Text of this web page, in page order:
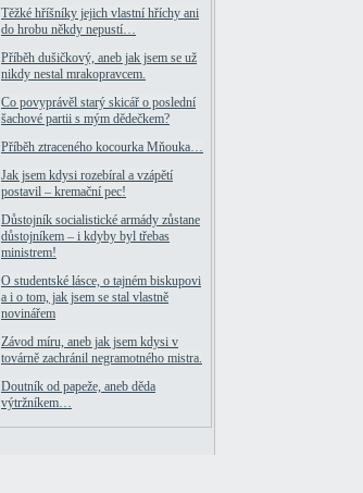
Těžké hříšníky jejich vlastní hříchy ani
do hrobu někdy nepustí…
Příběh dušičkový, aneb jak jsem se už
nikdy nestal mrakopravcem.
Co povyprávěl starý skicář o poslední
šachové partii s mým dědečkem?
Příběh ztraceného kocourka Mňouka…
Jak jsem kdysi rozebíral a vzápětí
postavil – kremační pec!
Důstojník socialistické armády zůstane
důstojníkem – i kdyby byl třebas
ministrem!
O studentské lásce, o tajném biskupovi
a i o tom, jak jsem se stal vlastně
novinářem
Závod míru, aneb jak jsem kdysi v
továrně zachránil negramotného mistra.
Doutník od papeže, aneb děda
výtržníkem…